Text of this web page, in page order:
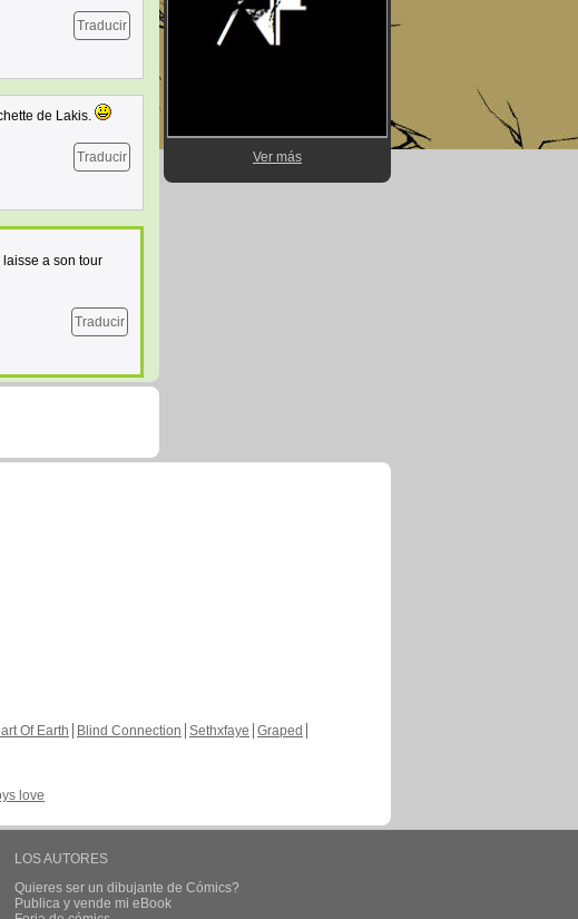
Traducir
de Lakis.
Traducir
a son tour
Traducir
Ver más
Of Earth Blind Connection Sethxfaye Graped
love
LOS AUTORES
Quieres ser un dibujante de Cómics?
Publica y vende mi eBook